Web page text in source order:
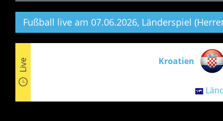
Fußball live am 07.06.2026, Länderspiel
Live Kroatien